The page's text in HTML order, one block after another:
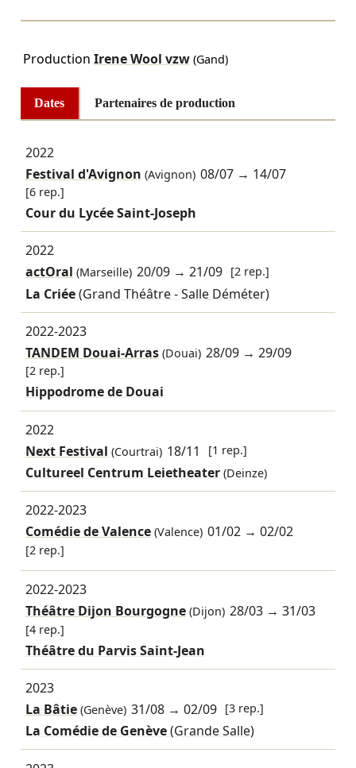
Production Irene Wool vzw(Gand)
Dates Partenaires de production
2022
Festival d'Avignon (Avignon) 08/07 → 14/07
[6 rep.]
Cour du Lycée Saint-Joseph
2022
actOral (Marseille) 20/09 →21/09 [2 rep.]
La Criée(Grand Théâtre - Salle Déméter)
2022-2023
TANDEM Douai-Arras(Douai) 28/09 →29/09
[2 rep.]
Hippodrome de Douai
2022
Next Festival (Courtrai) 18/11 [1 rep.]
Cultureel Centrum Leietheater (Deinze)
2022-2023
Comédie de Valence(Valence) 01/02 →02/02
[2 rep.]
2022-2023
Théâtre Dijon Bourgogne(Dijon) 28/03 →31/03
[4 rep.]
Théâtre du Parvis Saint-Jean
2023
La Bâtie(Genève) 31/08 →02/09 [3 rep.]
La Comédie de Genève(Grande Salle)